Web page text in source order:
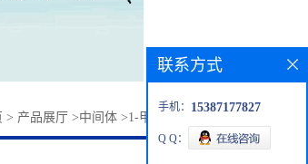
> 产品展厅 >中间体 >1-甲基-1H-吡唑-4-胺
联系方式
手机： 15387177827
Q Q：